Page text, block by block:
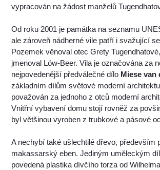
vypracován na žádost manželů
Od roku 2001 je památka na seznamu
ale zároveň nádherné vile patří i svažující
Pozemek věnoval otec Grety
jmenoval Löw-Beer. Vila je označována za
nejpovedenější předválečné dílo Miese van
základním dílům světové moderní
považován za jednoho z otců moderní
Vnitřní vybavení domu stojí rovněž za
byl většinou vyroben z trubkové a pásové
A nechybí také ušlechtilé dřevo, především
makassarský eben. Jediným uměleckým
povedená plastika dívčího torza od